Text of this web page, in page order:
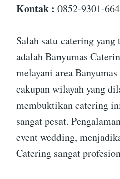
Kontak : 0852-9301-
Salah satu catering
adalah Banyumas
melayani area
cakupan wilayah yang
membuktikan catering
sangat pesat.
event wedding,
Catering sangat